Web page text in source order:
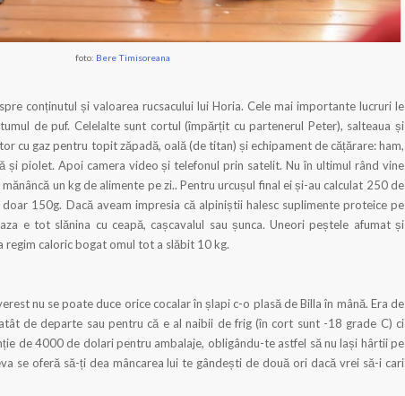
foto: Bere Timisoreana
conținutul și valoarea rucsacului lui Horia. Cele mai importante lucruri le
de puf. Celelalte sunt cortul (împărțit cu partenerul Peter), salteaua și
cu gaz pentru topit zăpadă, oală (de titan) și echipament de cățărare: ham,
și piolet. Apoi camera video și telefonul prin satelit. Nu în ultimul rând vine
un kg de alimente pe zi.. Pentru urcușul final ei și-au calculat 250 de
150g. Dacă aveam impresia că alpiniștii halesc suplimente proteice pe
e tot slănina cu ceapă, cașcavalul sau șunca. Uneori peștele afumat și
regim caloric bogat omul tot a slăbit 10 kg.
nu se poate duce orice cocalar în șlapi c-o plasă de Billa în mână. Era de
de departe sau pentru că e al naibii de frig (în cort sunt -18 grade C) ci
de 4000 de dolari pentru ambalaje, obligându-te astfel să nu lași hârtii pe
se oferă să-ți dea mâncarea lui te gândești de două ori dacă vrei să-i cari